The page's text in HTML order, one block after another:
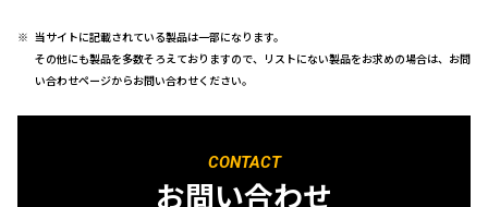
当サイトに記載されている製品は一部になります。
その他にも製品を多数そろえておりますので、リストにない製品をお求めの場合は、お問
い合わせページからお問い合わせください。
CONTACT
お問い合わせ